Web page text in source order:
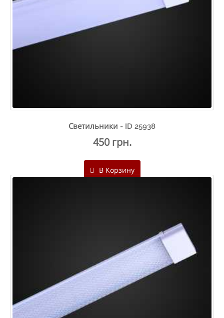
Светильники - ID 25938
450 грн.
В Корзину